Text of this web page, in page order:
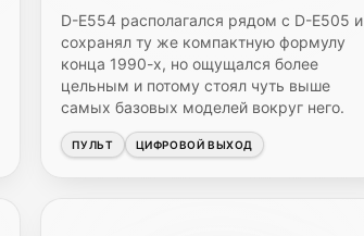
D-E554 располагался рядом с D-E505 и
сохранял ту же компактную формулу
конца 1990-х, но ощущался более
цельным и потому стоял чуть выше
самых базовых моделей вокруг него.
ПУЛЬТ ЦИФРОВОЙ ВЫХОД